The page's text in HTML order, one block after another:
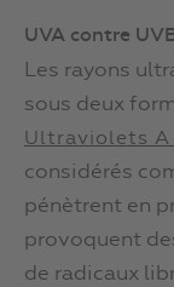
UVA contre
Les rayons
sous deux
Ultraviolets A
considérés
pénètrent en
provoquent
de radicaux